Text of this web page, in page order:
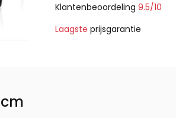
Klantenbeoordeling 9.5/10
Laagste prijsgarantie